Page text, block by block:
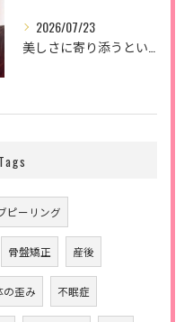
2026/07/23
美しさに寄り添うということ。
Tags
ピーリング
骨盤矯正 産後
の歪み 不眠症